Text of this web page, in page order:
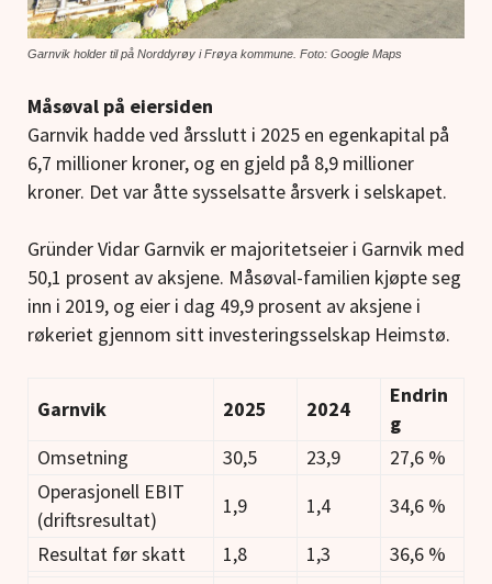
Garnvik holder til på Norddyrøy i Frøya kommune. Foto: Google Maps
Måsøval på eiersiden
Garnvik hadde ved årsslutt i 2025 en egenkapital på
6,7 millioner kroner, og en gjeld på 8,9 millioner
kroner. Det var åtte sysselsatte årsverk i selskapet.
Gründer Vidar Garnvik er majoritetseier i Garnvik med
50,1 prosent av aksjene. Måsøval-familien kjøpte seg
inn i 2019, og eier i dag 49,9 prosent av aksjene i
røkeriet gjennom sitt investeringsselskap Heimstø.
Garnvik 2025 2024
Endrin
g
Omsetning
30,5 23,9
27,6 %
Operasjonell EBIT
(driftsresultat)
1,9 1,4
34,6 %
Resultat før skatt
1,8 1,3
36,6 %